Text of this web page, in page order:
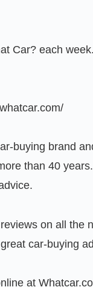
Car? each
buying brand
than 40
on all the
car-buying
at